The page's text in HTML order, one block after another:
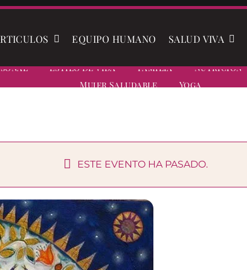
EQUIPO HUMANO SALUD VIVA
Estilo De Vida Familia Nutrición
Mujer Saludable
Yoga
ESTE EVENTO HA PASADO.